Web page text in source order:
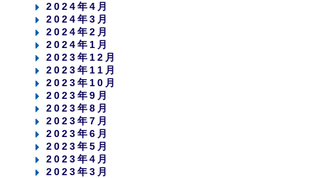
2024年4月
2024年3月
2024年2月
2024年1月
2023年12月
2023年11月
2023年10月
2023年9月
2023年8月
2023年7月
2023年6月
2023年5月
2023年4月
2023年3月